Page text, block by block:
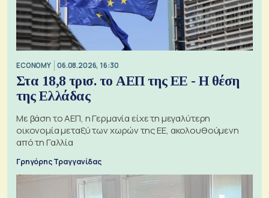
ECONOMY 06.08.2026, 16:30
Στα 18,8 τρισ. το ΑΕΠ της ΕΕ - Η θέση
της Ελλάδας
Με βάση το ΑΕΠ, η Γερμανία είχε τη μεγαλύτερη
οικονομία μεταξύ των χωρών της ΕΕ, ακολουθούμενη
από τη Γαλλία
Γρηγόρης Τραγγανίδας